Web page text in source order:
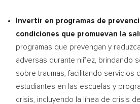
Invertir en programas de
condiciones que promuevan la
programas que prevengan y
adversas durante niñez, brindando
sobre traumas, facilitando servicios
estudiantes en las escuelas y
crisis, incluyendo la línea de crisis